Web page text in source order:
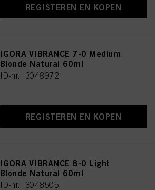
REGISTEREN EN KOPEN
IGORA VIBRANCE 7-0 Medium
Blonde Natural 60ml
ID-nr. 3048972
REGISTEREN EN KOPEN
IGORA VIBRANCE 8-0 Light
Blonde Natural 60ml
ID-nr. 3048505